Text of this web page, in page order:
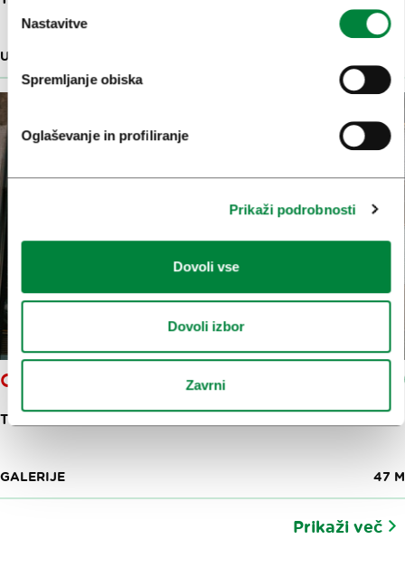
Nastavitve
Spremljanje obiska
Oglaševanje in profiliranje
Prikaži podrobnosti
Dovoli vse
Dovoli izbor
Zavrni
USTVARJALNO SREDIŠČE
CENTER IN GALERIJA P74
TRG PREKOMORSKIH BRIGAD 1
GALERIJE 47 M
Prikaži več